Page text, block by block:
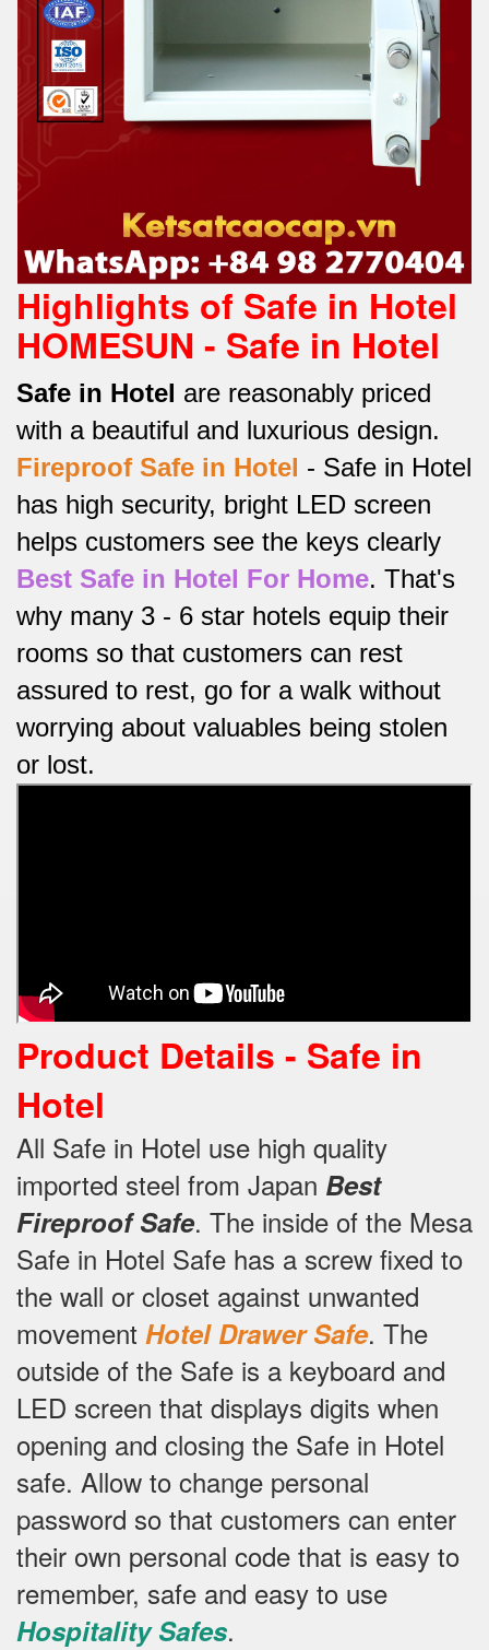
Highlights of Safe in Hotel
HOMESUN - Safe in Hotel
Safe in Hotel are reasonably priced
with a beautiful and luxurious design.
Fireproof Safe in Hotel - Safe in Hotel
has high security, bright LED screen
helps customers see the keys clearly
Best Safe in Hotel For Home. That's
why many 3 - 6 star hotels equip their
rooms so that customers can rest
assured to rest, go for a walk without
worrying about valuables being stolen
or lost.
Product Details - Safe in
Hotel
All Safe in Hotel use high quality
imported steel from Japan Best
Fireproof Safe. The inside of the Mesa
Safe in Hotel Safe has a screw fixed to
the wall or closet against unwanted
movement Hotel Drawer Safe. The
outside of the Safe is a keyboard and
LED screen that displays digits when
opening and closing the Safe in Hotel
safe. Allow to change personal
password so that customers can enter
their own personal code that is easy to
remember, safe and easy to use
Hospitality Safes.